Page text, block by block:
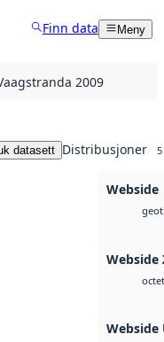
Finn data Meny
2009
datasett Distribusjoner 5
Webside
Webside
octet
Webside